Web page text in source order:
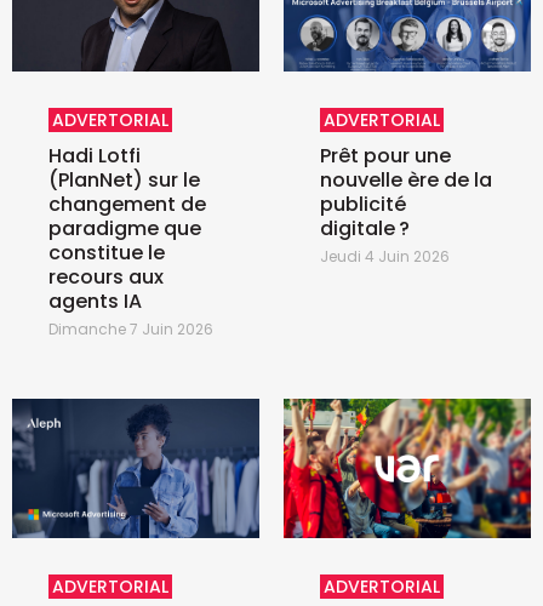
ADVERTORIAL
Hadi Lotfi
(PlanNet) sur le
changement de
paradigme que
constitue le
recours aux
agents IA
Dimanche 7 Juin 2026
ADVERTORIAL
Prêt pour une
nouvelle ère de la
publicité
digitale ?
Jeudi 4 Juin 2026
ADVERTORIAL ADVERTORIAL